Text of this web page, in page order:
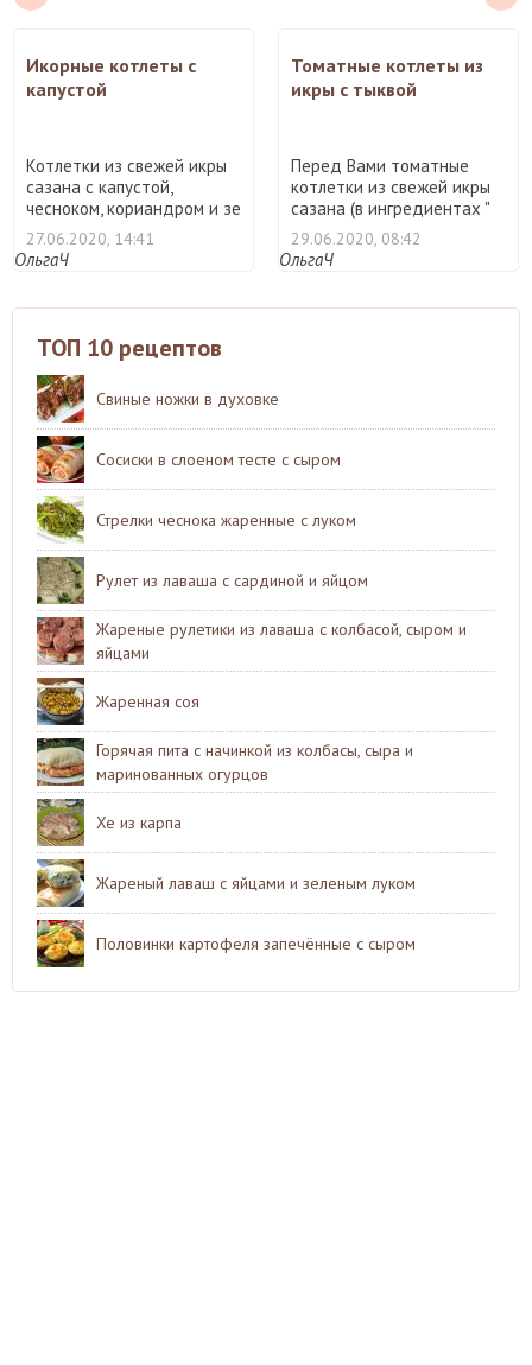
Икорные котлеты с
капустой
Котлетки из свежей икры
сазана с капустой,
чесноком, кориандром и зе
...
27.06.2020, 14:41
ОльгаЧ
Томатные котлеты из
икры с тыквой
Перед Вами томатные
котлетки из свежей икры
сазана (в ингредиентах "
...
29.06.2020, 08:42
ОльгаЧ
ТОП 10 рецептов
Свиные ножки в духовке
Сосиски в слоеном тесте с сыром
Стрелки чеснока жаренные с луком
Рулет из лаваша с сардиной и яйцом
Жареные рулетики из лаваша с колбасой, сыром и
яйцами
Жаренная соя
Горячая пита с начинкой из колбасы, сыра и
маринованных огурцов
Хе из карпа
Жареный лаваш с яйцами и зеленым луком
Половинки картофеля запечённые с сыром